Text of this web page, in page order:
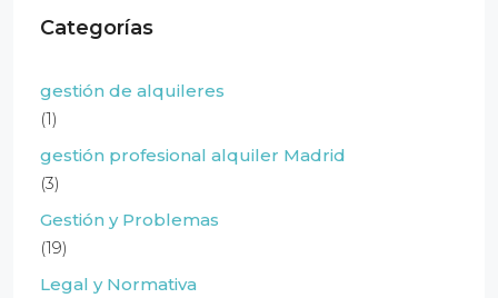
Categorías
gestión de alquileres
(1)
gestión profesional alquiler Madrid
(3)
Gestión y Problemas
(19)
Legal y Normativa